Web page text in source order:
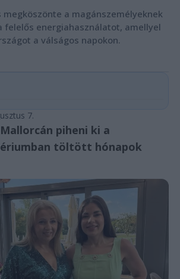
megköszönte a magánszemélyeknek
felelős energiahasználatot, amellyel
a válságos napokon.
7.
piheni ki a
töltött hónapok